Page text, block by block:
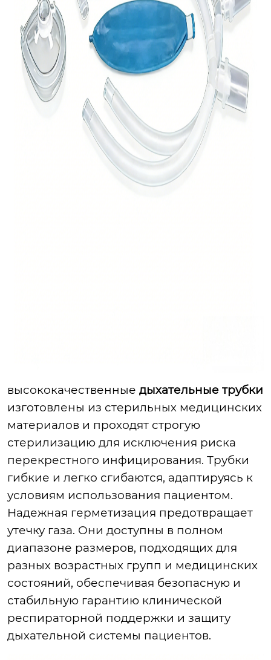
высококачественные дыхательные трубки
изготовлены из стерильных медицинских
материалов и проходят строгую
стерилизацию для исключения риска
перекрестного инфицирования. Трубки
гибкие и легко сгибаются, адаптируясь к
условиям использования пациентом.
Надежная герметизация предотвращает
утечку газа. Они доступны в полном
диапазоне размеров, подходящих для
разных возрастных групп и медицинских
состояний, обеспечивая безопасную и
стабильную гарантию клинической
респираторной поддержки и защиту
дыхательной системы пациентов.